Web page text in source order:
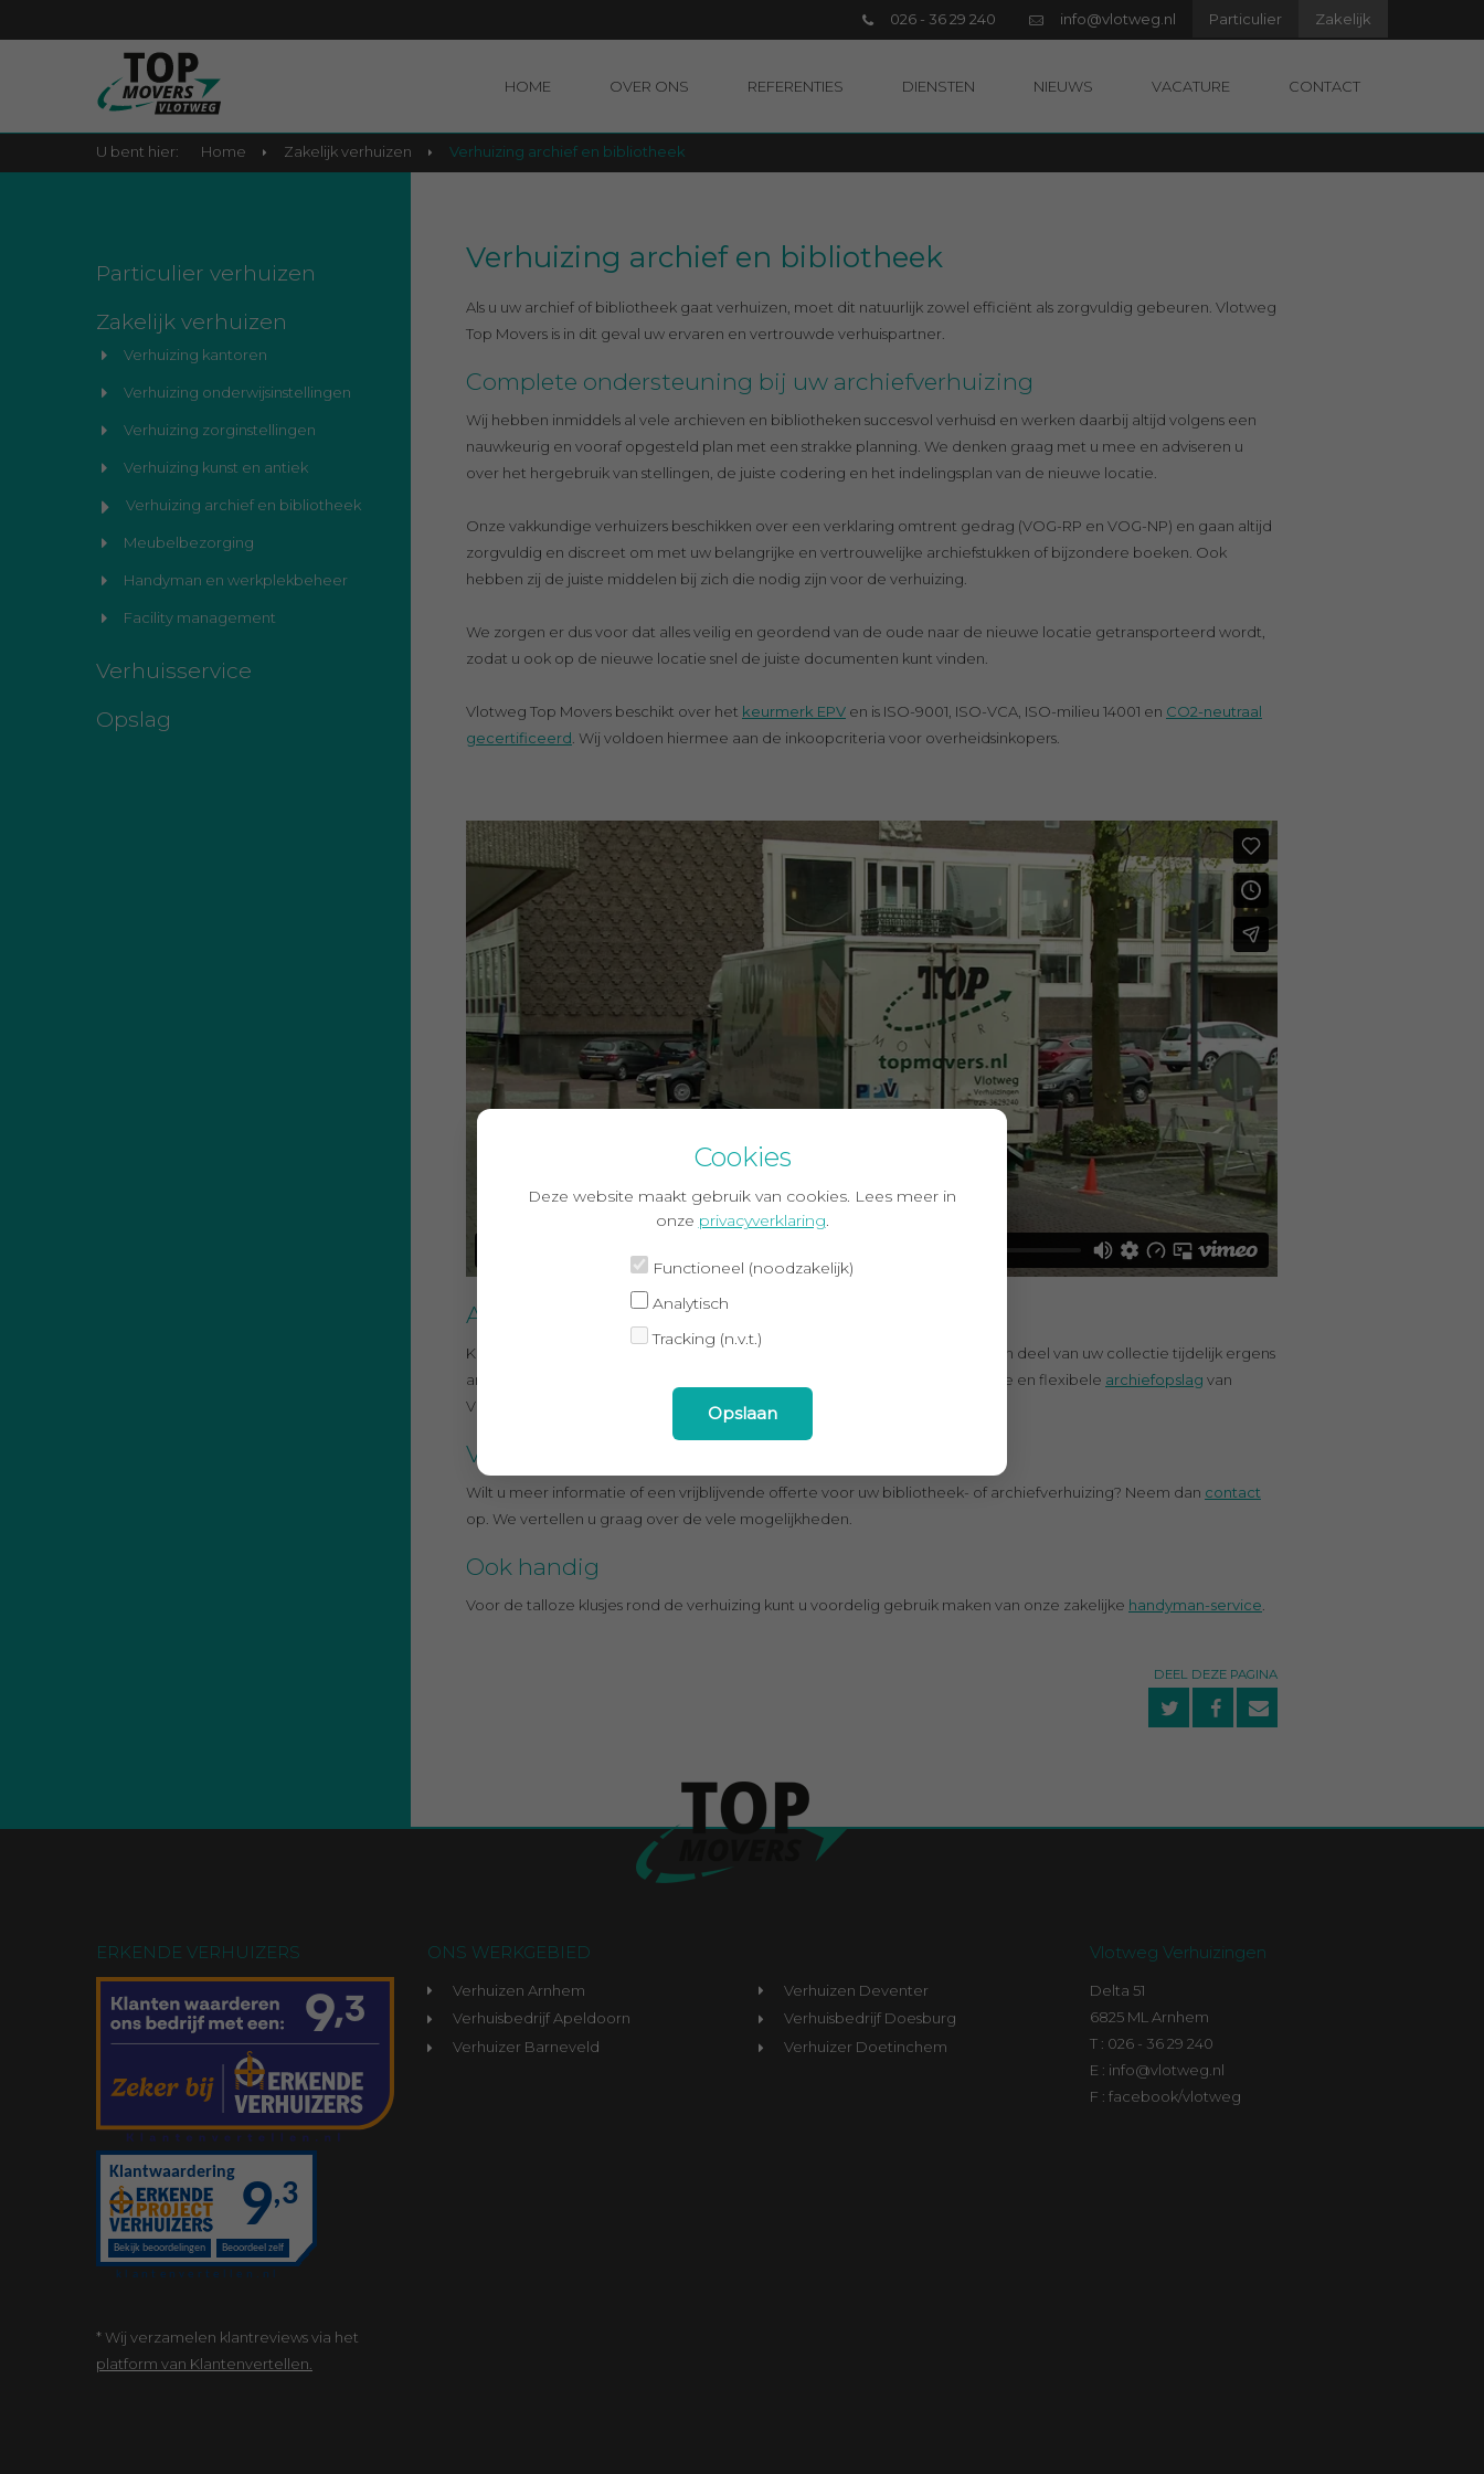
Zakelijk
Particulier
info@vlotweg.nl
026 - 36 29 240
HOME OVER ONS REFERENTIES DIENSTEN NIEUWS VACATURE CONTACT
U bent hier: Home Zakelijk verhuizen Verhuizing archief en bibliotheek
Particulier verhuizen
Zakelijk verhuizen
Verhuizing kantoren
Verhuizing onderwijsinstellingen
Verhuizing zorginstellingen
Verhuizing kunst en antiek
Verhuizing archief en bibliotheek
Meubelbezorging
Handyman en werkplekbeheer
Facility management
Verhuisservice
Opslag
Verhuizing archief en bibliotheek
Als u uw archief of bibliotheek gaat verhuizen, moet dit natuurlijk zowel efficiënt als zorgvuldig gebeuren. Vlotweg
Top Movers is in dit geval uw ervaren en vertrouwde verhuispartner.
Complete ondersteuning bij uw archiefverhuizing
Wij hebben inmiddels al vele archieven en bibliotheken succesvol verhuisd en werken daarbij altijd volgens een
nauwkeurig en vooraf opgesteld plan met een strakke planning. We denken graag met u mee en adviseren u
over het hergebruik van stellingen, de juiste codering en het indelingsplan van de nieuwe locatie.
Onze vakkundige verhuizers beschikken over een verklaring omtrent gedrag (VOG-RP en VOG-NP) en gaan altijd
zorgvuldig en discreet om met uw belangrijke en vertrouwelijke archiefstukken of bijzondere boeken. Ook
hebben zij de juiste middelen bij zich die nodig zijn voor de verhuizing.
We zorgen er dus voor dat alles veilig en geordend van de oude naar de nieuwe locatie getransporteerd wordt,
zodat u ook op de nieuwe locatie snel de juiste documenten kunt vinden.
Vlotweg Top Movers beschikt over het keurmerk EPV en is ISO-9001, ISO-VCA, ISO-milieu 14001 en CO2-neutraal
gecertificeerd. Wij voldoen hiermee aan de inkoopcriteria voor overheidsinkopers.
Archiefopslag en -beheer
Kunt u (een deel van) het archief niet kwijt op uw nieuwe locatie of moet een deel van uw collectie tijdelijk ergens
anders opgeslagen worden? Kies dan voor de beveiligde, geconditioneerde en flexibele archiefopslag van
Vlotweg Top Movers. Wij kunnen ook het archiefbeheer voor u verzorgen.
Vraag een offerte aan
Wilt u meer informatie of een vrijblijvende offerte voor uw bibliotheek- of archiefverhuizing? Neem dan contact
op. We vertellen u graag over de vele mogelijkheden.
Ook handig
Voor de talloze klusjes rond de verhuizing kunt u voordelig gebruik maken van onze zakelijke handyman-service.
DEEL DEZE PAGINA
ERKENDE VERHUIZERS
* Wij verzamelen klantreviews via het
platform van Klantenvertellen.
ONS WERKGEBIED
Verhuizen Arnhem
Verhuisbedrijf Apeldoorn
Verhuizer Barneveld
Verhuizen Deventer
Verhuisbedrijf Doesburg
Verhuizer Doetinchem
Vlotweg Verhuizingen
Delta 51
6825 ML Arnhem
T : 026 - 36 29 240
E : info@vlotweg.nl
F : facebook/vlotweg
Cookies
Deze website maakt gebruik van cookies. Lees meer in
onze privacyverklaring.
Functioneel (noodzakelijk)
Analytisch
Tracking (n.v.t.)
Opslaan